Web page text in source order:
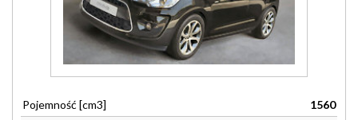
Pojemność [cm3]
1560